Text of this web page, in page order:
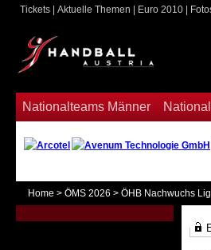
Nationalteams Männer
Tickets Aktuelle Themen Euro 2010
Home > ÖMS 2026 > ÖHB Nachwuchs